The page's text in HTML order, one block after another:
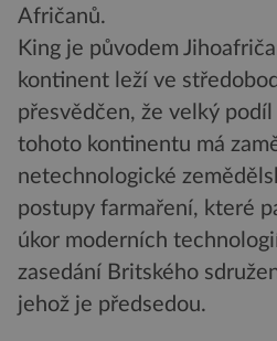
Afričanů.
King je původem
kontinent leží ve
přesvědčen, že velký
tohoto kontinentu má
netechnologické
postupy farmaření, které
úkor moderních
zasedání Britského
jehož je předsedou.